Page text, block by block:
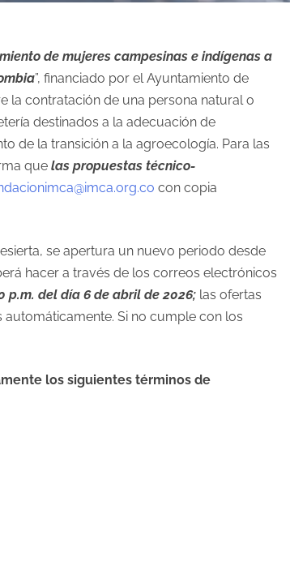
de mujeres campesinas e indígenas a
”, financiado por el Ayuntamiento de
la contratación de una persona natural o
destinados a la adecuación de
de la transición a la agroecología. Para las
que las propuestas técnico-
con copia
se apertura un nuevo periodo desde
hacer a través de los correos electrónicos
p.m. del día 6 de abril de 2026; las ofertas
Si no cumple con los
los siguientes términos de